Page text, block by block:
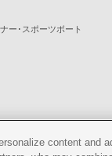
ー･スポーツボート
content and